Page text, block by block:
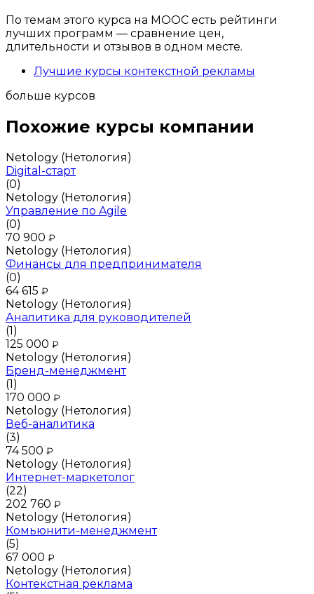
По темам этого курса на MOOC есть рейтинги
лучших программ — сравнение цен,
длительности и отзывов в одном месте.
Лучшие курсы контекстной рекламы
больше курсов
Похожие курсы компании
Netology (Нетология)
Digital-старт
(0)
Netology (Нетология)
Управление по Agile
(0)
70 900 ₽
Netology (Нетология)
Финансы для предпринимателя
(0)
64 615 ₽
Netology (Нетология)
Аналитика для руководителей
(1)
125 000 ₽
Netology (Нетология)
Бренд-менеджмент
(1)
170 000 ₽
Netology (Нетология)
Веб-аналитика
(3)
74 500 ₽
Netology (Нетология)
Интернет-маркетолог
(22)
202 760 ₽
Netology (Нетология)
Комьюнити-менеджмент
(5)
67 000 ₽
Netology (Нетология)
Контекстная реклама